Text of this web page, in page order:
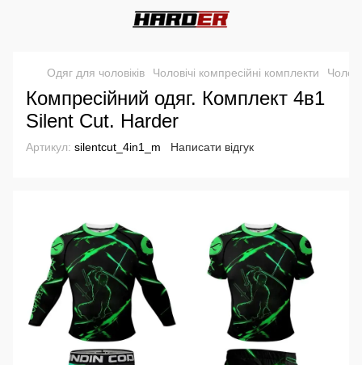
Одяг для чоловіків Чоловічі компресійні комплекти
Компресійний одяг. Комплект 4в1
Silent Cut. Harder
Артикул: silentcut_4in1_m Написати відгук